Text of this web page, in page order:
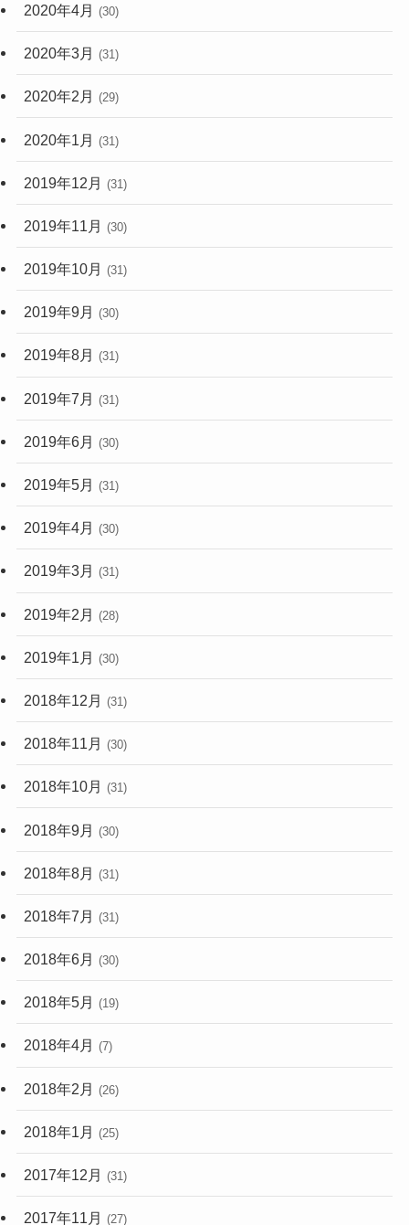
2020年4月 (30)
2020年3月 (31)
2020年2月 (29)
2020年1月 (31)
2019年12月 (31)
2019年11月 (30)
2019年10月 (31)
2019年9月 (30)
2019年8月 (31)
2019年7月 (31)
2019年6月 (30)
2019年5月 (31)
2019年4月 (30)
2019年3月 (31)
2019年2月 (28)
2019年1月 (30)
2018年12月 (31)
2018年11月 (30)
2018年10月 (31)
2018年9月 (30)
2018年8月 (31)
2018年7月 (31)
2018年6月 (30)
2018年5月 (19)
2018年4月 (7)
2018年2月 (26)
2018年1月 (25)
2017年12月 (31)
2017年11月 (27)